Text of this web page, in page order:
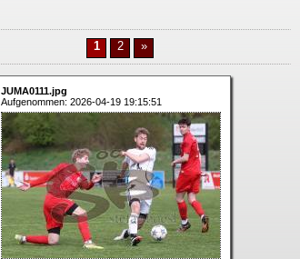
1 2 »
JUMA0111.jpg
Aufgenommen: 2026-04-19 19:15:51